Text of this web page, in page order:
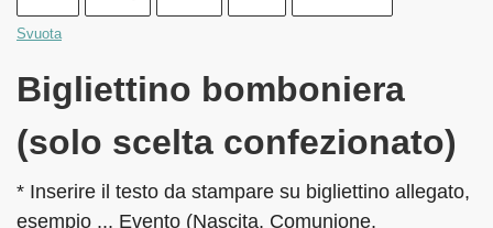
Svuota
Bigliettino bomboniera
(solo scelta confezionato)
* Inserire il testo da stampare su bigliettino allegato,
esempio ... Evento (Nascita, Comunione,